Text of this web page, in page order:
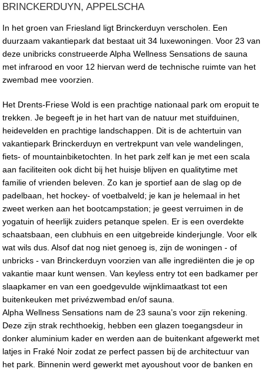
BRINCKERDUYN, APPELSCHA
In het groen van Friesland ligt Brinckerduyn verscholen. Een
duurzaam vakantiepark dat bestaat uit 34 luxewoningen. Voor 23 van
deze unibricks construeerde Alpha Wellness Sensations de sauna
met infrarood en voor 12 hiervan werd de technische ruimte van het
zwembad mee voorzien.
Het Drents-Friese Wold is een prachtige nationaal park om eropuit te
trekken. Je begeeft je in het hart van de natuur met stuifduinen,
heidevelden en prachtige landschappen. Dit is de achtertuin van
vakantiepark Brinckerduyn en vertrekpunt van vele wandelingen,
fiets- of mountainbiketochten. In het park zelf kan je met een scala
aan faciliteiten ook dicht bij het huisje blijven en qualitytime met
familie of vrienden beleven. Zo kan je sportief aan de slag op de
padelbaan, het hockey- of voetbalveld; je kan je helemaal in het
zweet werken aan het bootcampstation; je geest verruimen in de
yogatuin of heerlijk zuiders petanque spelen. Er is een overdekte
schaatsbaan, een clubhuis en een uitgebreide kinderjungle. Voor elk
wat wils dus. Alsof dat nog niet genoeg is, zijn de woningen - of
unbricks - van Brinckerduyn voorzien van alle ingrediënten die je op
vakantie maar kunt wensen. Van keyless entry tot een badkamer per
slaapkamer en van een goedgevulde wijnklimaatkast tot een
buitenkeuken met privézwembad en/of sauna.
Alpha Wellness Sensations nam de 23 sauna’s voor zijn rekening.
Deze zijn strak rechthoekig, hebben een glazen toegangsdeur in
donker aluminium kader en werden aan de buitenkant afgewerkt met
latjes in Fraké Noir zodat ze perfect passen bij de architectuur van
het park. Binnenin werd gewerkt met ayoushout voor de banken en